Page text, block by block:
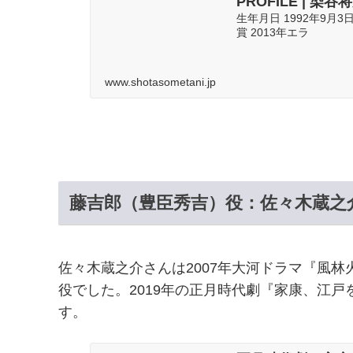
生年月日 1992年9月3
賞 2013年エラ
www.shotasometani.jp
藤吉郎（豊臣秀吉）役：佐々木蔵之
佐々木蔵之介さんは2007年大河ドラマ『風
役でした。2019年の正月時代劇『家康、江
す。